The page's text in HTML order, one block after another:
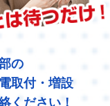
の
取付・増設
ください！